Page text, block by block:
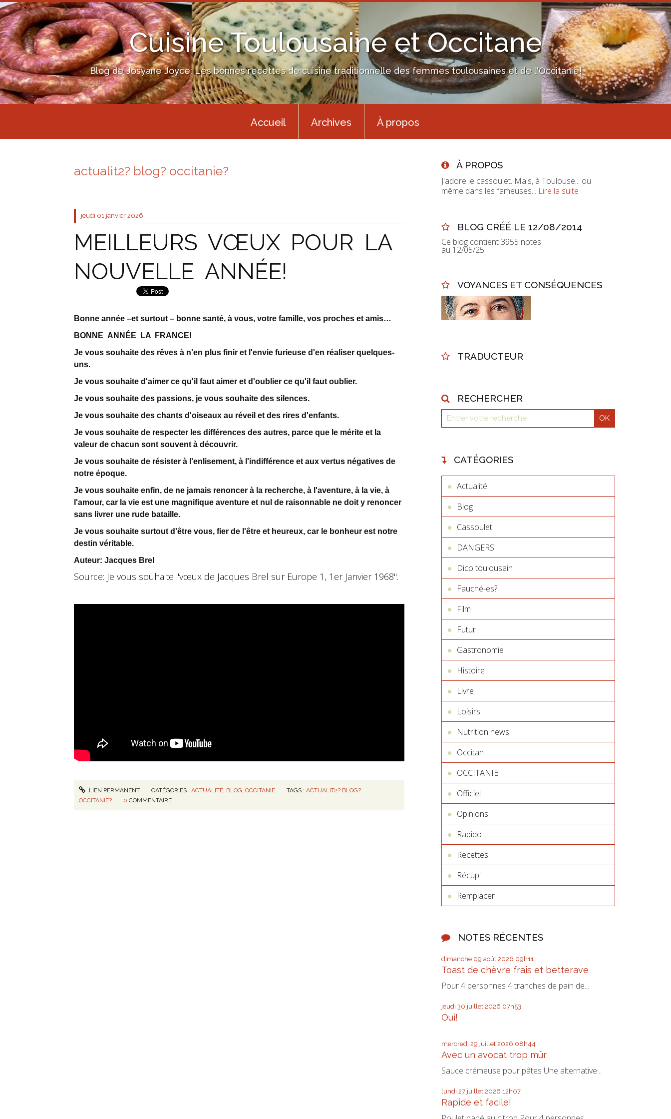
Cuisine Toulousaine et Occitane
Blog de Josyane Joyce: Les bonnes recettes de cuisine traditionnelle des femmes toulousaines et de l'Occitanie!
Accueil Archives À propos
actualit2? blog? occitanie?
jeudi 01 janvier 2026
MEILLEURS VŒUX POUR LA
NOUVELLE ANNÉE!
Bonne année –et surtout – bonne santé, à vous, votre famille, vos proches et amis…
BONNE ANNÉE LA FRANCE!
Je vous souhaite des rêves à n'en plus finir et l'envie furieuse d'en réaliser quelques-
uns.
Je vous souhaite d'aimer ce qu'il faut aimer et d'oublier ce qu'il faut oublier.
Je vous souhaite des passions, je vous souhaite des silences.
Je vous souhaite des chants d'oiseaux au réveil et des rires d'enfants.
Je vous souhaite de respecter les différences des autres, parce que le mérite et la
valeur de chacun sont souvent à découvrir.
Je vous souhaite de résister à l'enlisement, à l'indifférence et aux vertus négatives de
notre époque.
Je vous souhaite enfin, de ne jamais renoncer à la recherche, à l'aventure, à la vie, à
l'amour, car la vie est une magnifique aventure et nul de raisonnable ne doit y renoncer
sans livrer une rude bataille.
Je vous souhaite surtout d'être vous, fier de l'être et heureux, car le bonheur est notre
destin véritable.
Auteur: Jacques Brel
Source: Je vous souhaite "vœux de Jacques Brel sur Europe 1, 1er Janvier 1968".
LIEN PERMANENT CATÉGORIES :ACTUALITÉ BLOG ,OCCITANIE TAGS :ACTUALIT2? BLOG?
OCCITANIE?
0 COMMENTAIRE
À PROPOS
J'adore le cassoulet. Mais, à Toulouse... ou
même dans les fameuses... Lire la suite
BLOG CRÉÉ LE 12/08/2014
Ce blog contient 3955 notes
au 12/05/25
VOYANCES ET CONSÉQUENCES
TRADUCTEUR
RECHERCHER
CATÉGORIES
Actualité
Blog
Cassoulet
DANGERS
Dico toulousain
Fauché-es?
Film
Futur
Gastronomie
Histoire
Livre
Loisirs
Nutrition news
Occitan
OCCITANIE
Officiel
Opinions
Rapido
Recettes
Récup'
Remplacer
NOTES RÉCENTES
dimanche 09 août 2026 09h11
Toast de chèvre frais et betterave
Pour 4 personnes 4 tranches de pain de...
jeudi 30 juillet 2026 07h53
Oui!
mercredi 29 juillet 2026 08h44
Avec un avocat trop mûr
Sauce crémeuse pour pâtes Une alternative...
lundi 27 juillet 2026 12h07
Rapide et facile!